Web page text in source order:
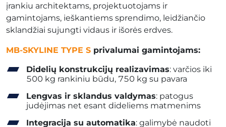
įrankiu architektams, projektuotojams ir
gamintojams, ieškantiems sprendimo, leidžiančio
sklandžiai sujungti vidaus ir išorės erdves.
MB-SKYLINE TYPE S privalumai gamintojams:
Didelių konstrukcijų realizavimas: varčios iki
500 kg rankiniu būdu, 750 kg su pavara
Lengvas ir sklandus valdymas: patogus
judėjimas net esant dideliems matmenims
Integracija su automatika: galimybė naudoti